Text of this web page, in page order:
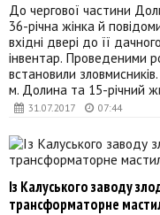
31.07.2017 07:44
До чергової частини
36-річна жінка й
вхідні двері до її
інвентар. Проведеними
встановили
м. Долина та 15-річний
Із Калуського заводу
трансформаторне